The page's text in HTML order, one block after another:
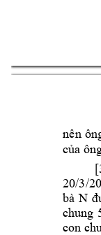
nên
của
20/3/
bà N
chung
con